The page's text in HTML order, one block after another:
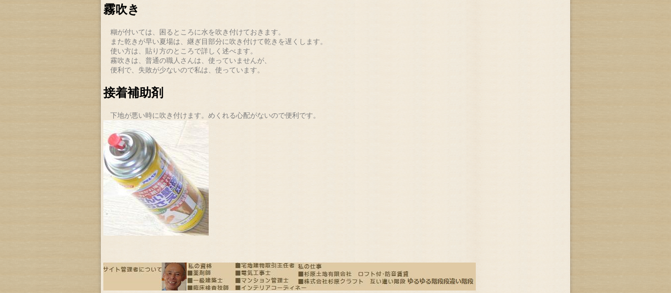
霧吹き
糊が付いては、困るところに水を吹き付けておきます。
また乾きが早い夏場は、継ぎ目部分に吹き付けて乾きを遅くします。
使い方は、貼り方のところで詳しく述べます。
霧吹きは、普通の職人さんは、使っていませんが、
便利で、失敗が少ないので私は、使っています。
接着補助剤
下地が悪い時に吹き付けます。めくれる心配がないので便利です。